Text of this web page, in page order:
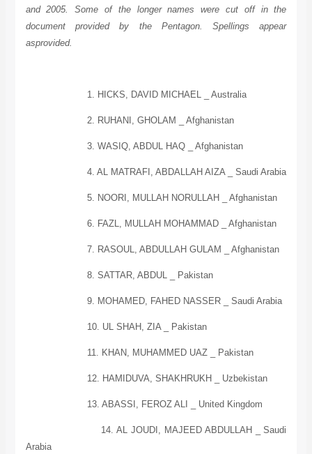
and 2005. Some of the longer names were cut off in the
document provided by the Pentagon. Spellings appear
asprovided.
1. HICKS, DAVID MICHAEL _ Australia
2. RUHANI, GHOLAM _ Afghanistan
3. WASIQ, ABDUL HAQ _ Afghanistan
4. AL MATRAFI, ABDALLAH AIZA _ Saudi Arabia
5. NOORI, MULLAH NORULLAH _ Afghanistan
6. FAZL, MULLAH MOHAMMAD _ Afghanistan
7. RASOUL, ABDULLAH GULAM _ Afghanistan
8. SATTAR, ABDUL _ Pakistan
9. MOHAMED, FAHED NASSER _ Saudi Arabia
10. UL SHAH, ZIA _ Pakistan
11. KHAN, MUHAMMED UAZ _ Pakistan
12. HAMIDUVA, SHAKHRUKH _ Uzbekistan
13. ABASSI, FEROZ ALI _ United Kingdom
14. AL JOUDI, MAJEED ABDULLAH _Saudi
Arabia